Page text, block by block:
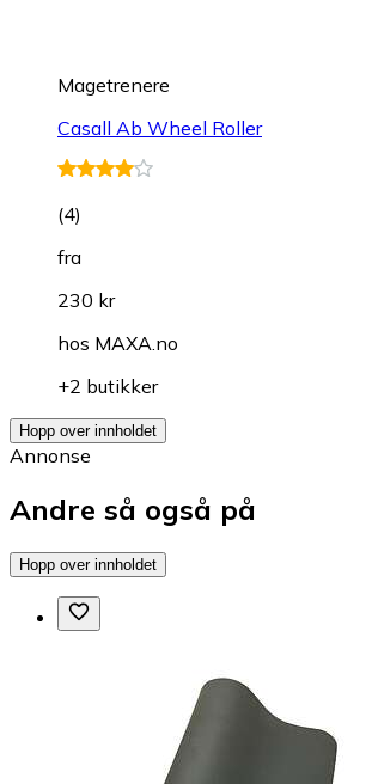
Magetrenere
Casall Ab Wheel Roller
(4)
fra
230 kr
hos MAXA.no
+2 butikker
Hopp over innholdet
Annonse
Andre så også på
Hopp over innholdet